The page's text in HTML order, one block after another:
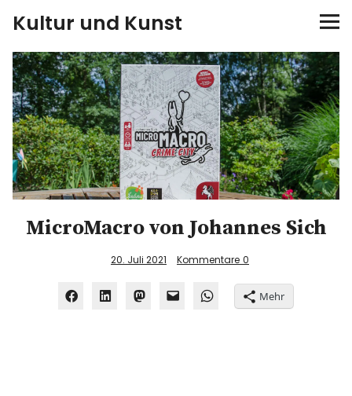
Kultur und Kunst
kultur & kunst
Ausstellungen
Spiele
Konzerte
Museen bei…
MicroMacro von Johannes Sich
20. Juli 2021 Kommentare 0
Mehr